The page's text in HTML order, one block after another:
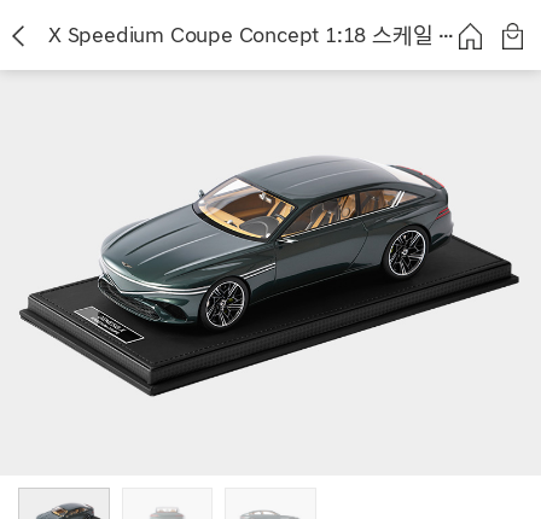
X Speedium Coupe Concept 1:18 스케일 모델 MR Collection [인제 그린]